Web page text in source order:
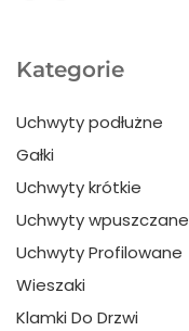
Kategorie
Uchwyty podłużne
Gałki
Uchwyty krótkie
Uchwyty wpuszczane
Uchwyty Profilowane
Wieszaki
Klamki Do Drzwi